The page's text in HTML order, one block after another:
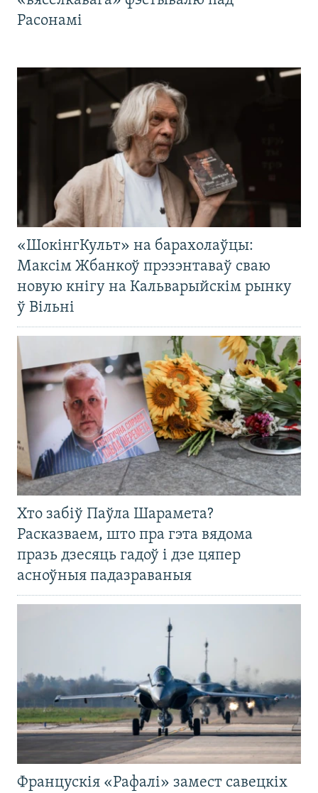
Расонамі
«ШокінгКульт» на барахолаўцы:
Максім Жбанкоў прэзэнтаваў сваю
новую кнігу на Кальварыйскім рынку
ў Вільні
Хто забіў Паўла Шарамета?
Расказваем, што пра гэта вядома
празь дзесяць гадоў і дзе цяпер
асноўныя падазраваныя
Францускія «Рафалі» замест савецкіх